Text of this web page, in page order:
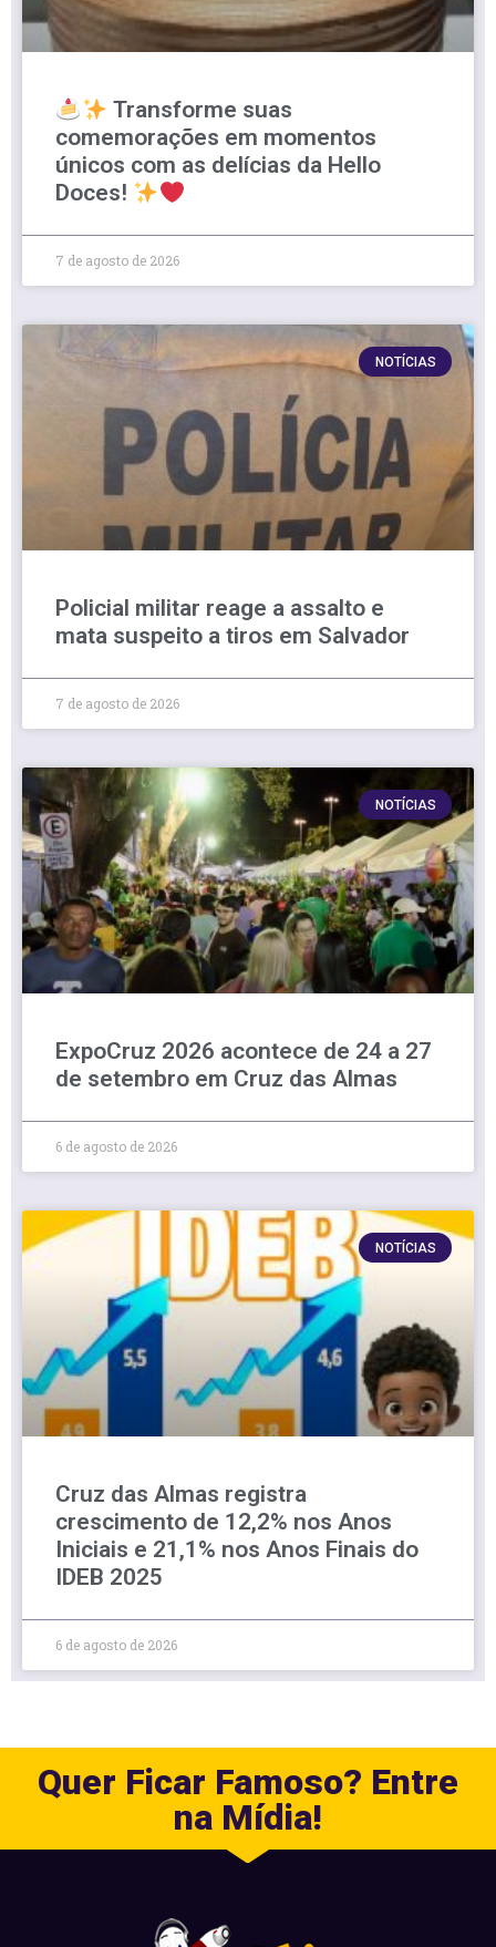
Transforme suas
comemorações em momentos
únicos com as delícias da Hello
Doces!
7 de agosto de 2026
NOTÍCIAS
Policial militar reage a assalto e
mata suspeito a tiros em Salvador
7 de agosto de 2026
NOTÍCIAS
ExpoCruz 2026 acontece de 24 a 27
de setembro em Cruz das Almas
6 de agosto de 2026
NOTÍCIAS
Cruz das Almas registra
crescimento de 12,2% nos Anos
Iniciais e 21,1% nos Anos Finais do
IDEB 2025
6 de agosto de 2026
Quer Ficar Famoso? Entre
na Mídia!